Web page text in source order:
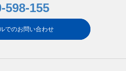
598-155
でのお問い合わせ